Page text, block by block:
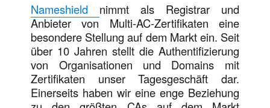
Nameshield nimmt als Registrar und
Anbieter von Multi-AC-Zertifikaten eine
besondere Stellung auf dem Markt ein. Seit
über 10 Jahren stellt die Authentifizierung
von Organisationen und Domains mit
Zertifikaten unser Tagesgeschäft dar.
Einerseits haben wir eine enge Beziehung